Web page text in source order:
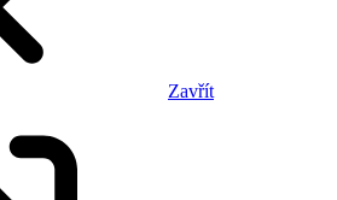
Zavřít